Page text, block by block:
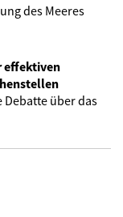
des Meeres
effektiven
Debatte über das